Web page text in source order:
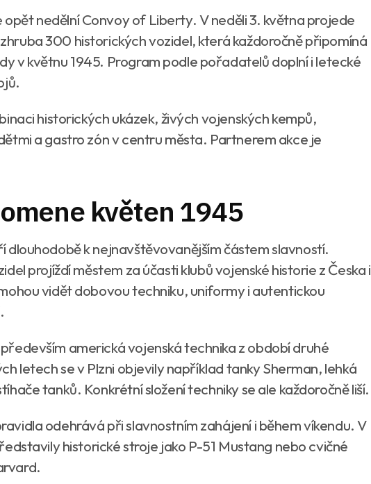
nedělní Convoy of Liberty. V neděli 3. května projede
300 historických vozidel, která každoročně připomíná
v květnu 1945. Program podle pořadatelů doplní i letecké
historických ukázek, živých vojenských kempů,
a gastro zón v centru města. Partnerem akce je
květen 1945
k nejnavštěvovanějším částem slavností.
projíždí městem za účasti klubů vojenské historie z Česka i
vidět dobovou techniku, uniformy i autentickou
americká vojenská technika z období druhé
letech se v Plzni objevily například tanky Sherman, lehká
tanků. Konkrétní složení techniky se ale každoročně liší.
odehrává při slavnostním zahájení i během víkendu. V
historické stroje jako P-51 Mustang nebo cvičné